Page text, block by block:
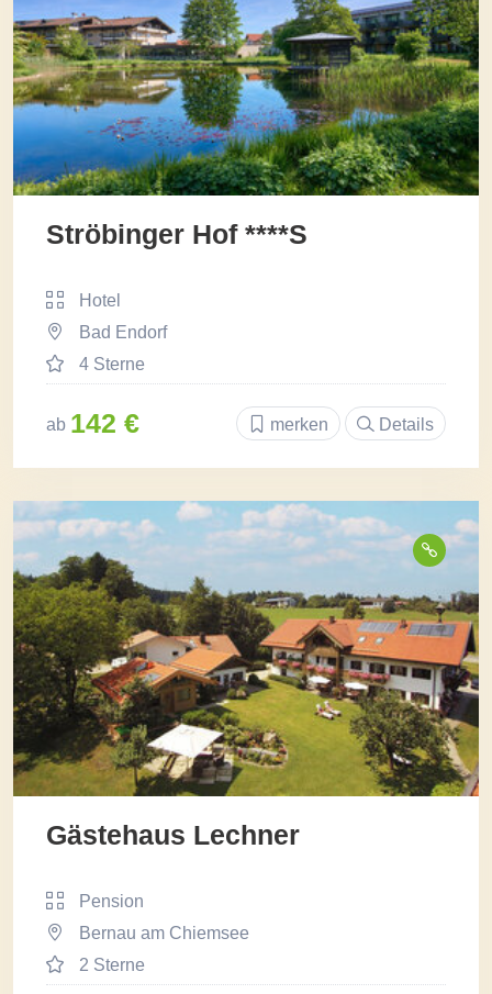
Ströbinger Hof ****S
Hotel
Bad Endorf
4 Sterne
ab 142 € merken Details
Gästehaus Lechner
Pension
Bernau am Chiemsee
2 Sterne